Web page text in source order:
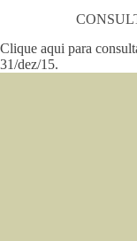
Clique aqui para
31/dez/15.